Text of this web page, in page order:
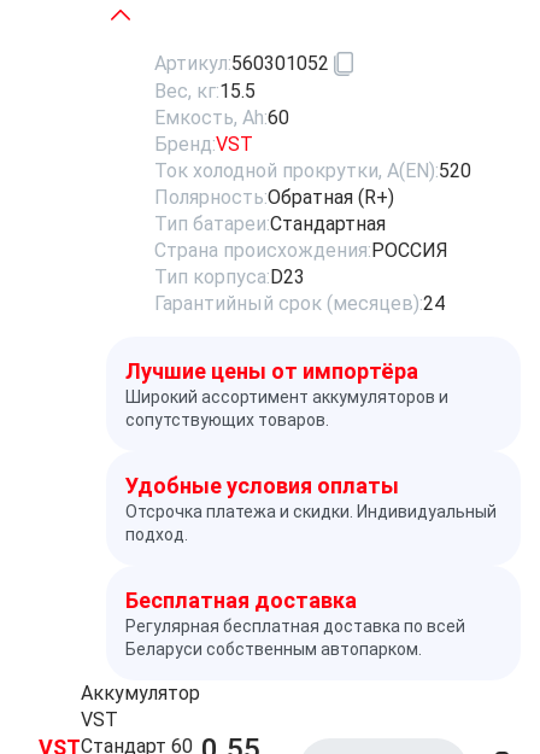
Артикул:560301052
Вес, кг:15.5
Емкость, Ah:60
Бренд:VST
Ток холодной прокрутки, A(EN):520
Полярность:Обратная (R+)
Тип батареи:Стандартная
Страна происхождения:РОССИЯ
Тип корпуса:D23
Гарантийный срок (месяцев):24
Лучшие цены от импортёра
Широкий ассортимент аккумуляторов и
сопутствующих товаров.
Удобные условия оплаты
Отсрочка платежа и скидки. Индивидуальный
подход.
Бесплатная доставка
Регулярная бесплатная доставка по всей
Беларуси собственным автопарком.
VST
Аккумулятор
VST
Стандарт 60